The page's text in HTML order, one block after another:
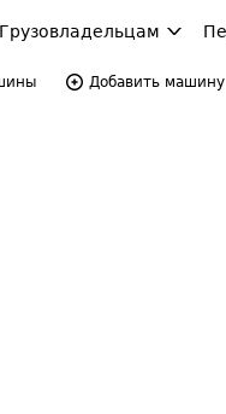
Грузовладельцам
Добавить машину